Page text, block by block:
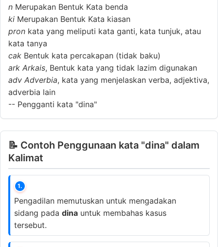
n Merupakan Bentuk Kata benda
ki Merupakan Bentuk Kata kiasan
pron kata yang meliputi kata ganti, kata tunjuk, atau
kata tanya
cak Bentuk kata percakapan (tidak baku)
ark Arkais, Bentuk kata yang tidak lazim digunakan
adv Adverbia, kata yang menjelaskan verba, adjektiva,
adverbia lain
-- Pengganti kata "dina"
📝 Contoh Penggunaan kata "dina" dalam
Kalimat
1.
Pengadilan memutuskan untuk mengadakan
sidang pada dina untuk membahas kasus
tersebut.